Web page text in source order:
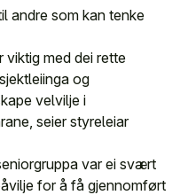
andre som kan tenke
viktig med dei rette
og
velvilje i
seier styreleiar
var ei svært
for å få gjennomført